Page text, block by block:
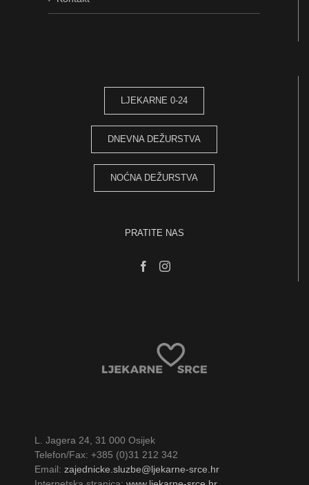
LJEKARNE 0-24
DNEVNA DEŽURSTVA
NOĆNA DEŽURSTVA
PRATITE NAS
L. Jagera 24, 31 000 Osijek
Telefon/Fax: +385 (0)31 212 342
Email: zajednicke.sluzbe@ljekarne-srce.hr